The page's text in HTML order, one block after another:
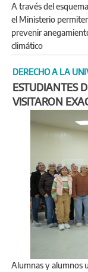
A través del esquema de horas máquina los trabajos impulsados por
el Ministerio
prevenir
climático
DERECHO A LA
ESTUDIANTES
VISITARON
Alumnas y alumnos universitarios de los municipios Roque Pérez y